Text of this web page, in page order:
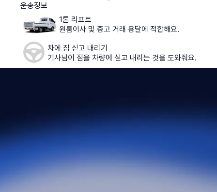
운송정보
1톤 리프트
원룸이사 및 중고 거래 용달에 적합해요.
차에 짐 싣고 내리기
기사님이 짐을 차량에 싣고 내리는 것을 도와줘요.